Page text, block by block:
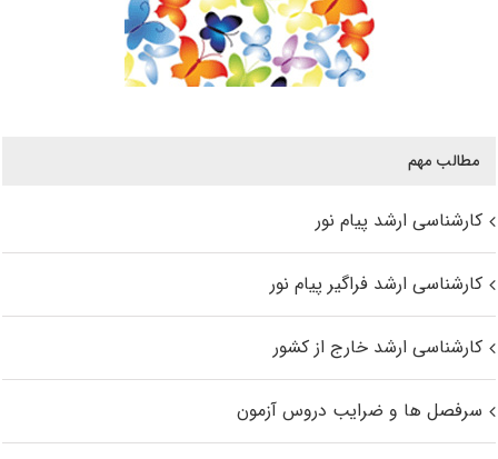
مطالب مهم
کارشناسی ارشد پیام نور
کارشناسی ارشد فراگیر پیام نور
کارشناسی ارشد خارج از کشور
سرفصل ها و ضرایب دروس آزمون